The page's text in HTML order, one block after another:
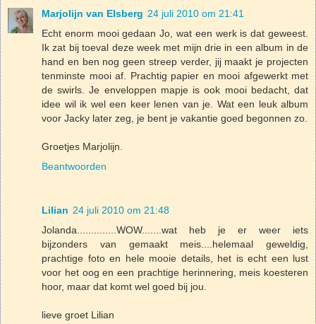
Marjolijn van Elsberg 24 juli 2010 om 21:41
Echt enorm mooi gedaan Jo, wat een werk is dat geweest.
Ik zat bij toeval deze week met mijn drie in een album in de
hand en ben nog geen streep verder, jij maakt je projecten
tenminste mooi af. Prachtig papier en mooi afgewerkt met
de swirls. Je enveloppen mapje is ook mooi bedacht, dat
idee wil ik wel een keer lenen van je. Wat een leuk album
voor Jacky later zeg, je bent je vakantie goed begonnen zo.
Groetjes Marjolijn.
Beantwoorden
Lilian 24 juli 2010 om 21:48
Jolanda..............WOW.......wat heb je er weer iets
bijzonders van gemaakt meis....helemaal geweldig,
prachtige foto en hele mooie details, het is echt een lust
voor het oog en een prachtige herinnering, meis koesteren
hoor, maar dat komt wel goed bij jou.
lieve groet Lilian